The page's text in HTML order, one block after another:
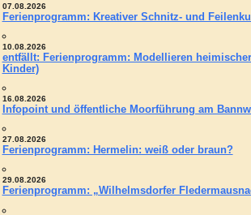
07.08.2026
Ferienprogramm: Kreativer Schnitz- und
10.08.2026
entfällt: Ferienprogramm: Modellieren
Kinder)
16.08.2026
Infopoint und öffentliche Moorführung am
27.08.2026
Ferienprogramm: Hermelin: weiß oder braun?
29.08.2026
Ferienprogramm: „Wilhelmsdorfer